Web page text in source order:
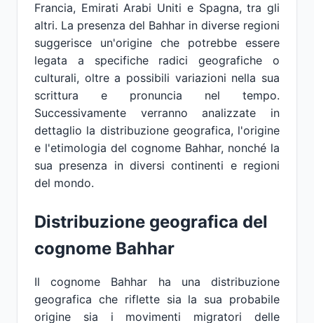
Francia, Emirati Arabi Uniti e Spagna, tra gli
altri. La presenza del Bahhar in diverse regioni
suggerisce un'origine che potrebbe essere
legata a specifiche radici geografiche o
culturali, oltre a possibili variazioni nella sua
scrittura e pronuncia nel tempo.
Successivamente verranno analizzate in
dettaglio la distribuzione geografica, l'origine
e l'etimologia del cognome Bahhar, nonché la
sua presenza in diversi continenti e regioni
del mondo.
Distribuzione geografica del
cognome Bahhar
Il cognome Bahhar ha una distribuzione
geografica che riflette sia la sua probabile
origine sia i movimenti migratori delle